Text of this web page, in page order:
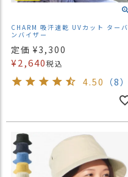
CHARM 吸汗速乾 UVカット ターバ
ンバイザー
定価 ¥3,300
¥2,640税込
4.50 （8）